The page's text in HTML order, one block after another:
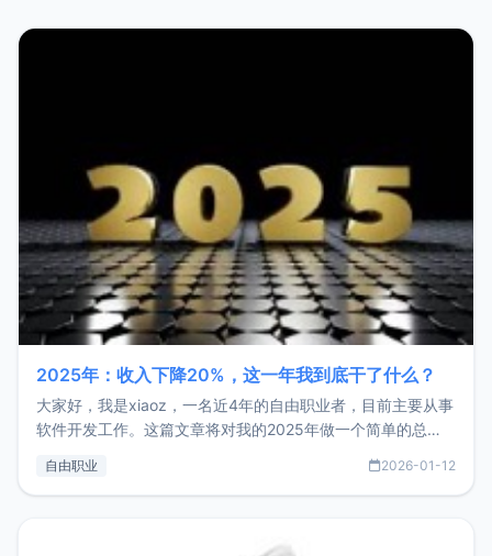
2025年：收入下降20%，这一年我到底干了什么？
大家好，我是xiaoz，一名近4年的自由职业者，目前主要从事
软件开发工作。这篇文章将对我的2025年做一个简单的总
收入下降20%，但却过得很充实，2026年不求突破，但求保
自由职业 2026-01-12